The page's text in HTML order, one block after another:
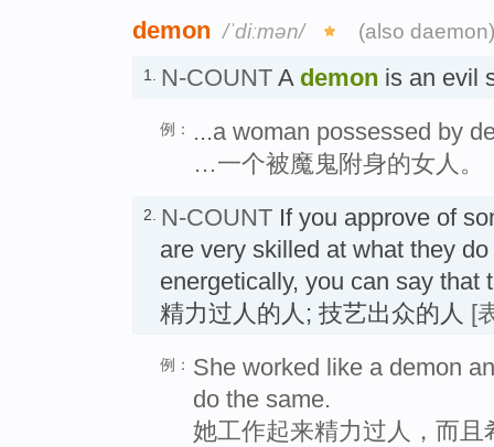
demon /ˈdiːmən/ (also
1. N-COUNT A demon is an evil
例：
...a woman possessed by
…一个被魔鬼附身的女人。
2. N-COUNT If you approve of
are very skilled at what they
energetically, you can say that
精力过人的人; 技艺出众的人 [
例： She worked like a demon
do the same.
她工作起来精力过人，而